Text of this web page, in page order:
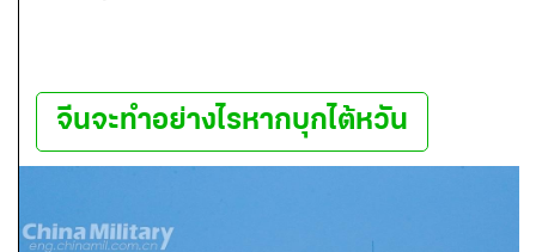
จีนจะทำอย่างไรหากบุกไต้หวัน